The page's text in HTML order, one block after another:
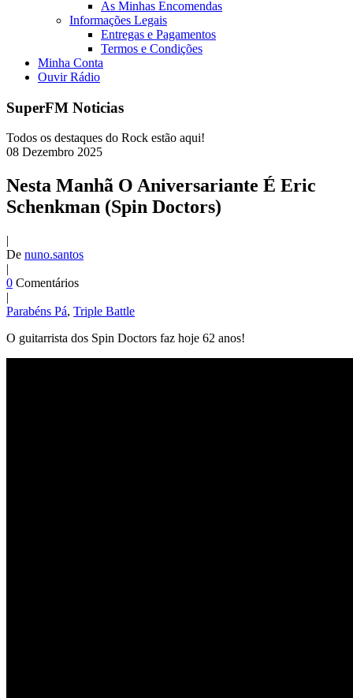
As Minhas Encomendas
Informações Legais
Entregas e Pagamentos
Termos e Condições
Minha Conta
Ouvir Rádio
SuperFM Noticias
Todos os destaques do Rock estão aqui!
08 Dezembro 2025
Nesta Manhã O Aniversariante É Eric
Schenkman (Spin Doctors)
|
De nuno.santos
|
0 Comentários
|
Parabéns Pá, Triple Battle
O guitarrista dos Spin Doctors faz hoje 62 anos!